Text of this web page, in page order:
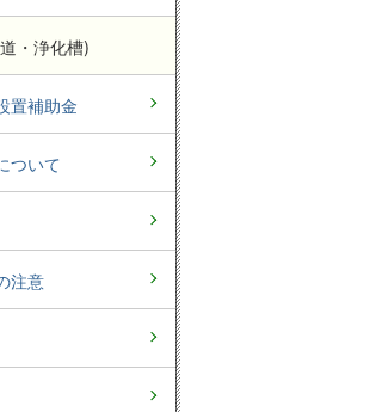
・浄化槽)
置補助金
ついて
注意